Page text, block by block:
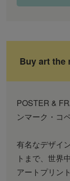
Buy art the
POSTER &
ンマーク・コ
有名なデザイ
トまで、世界
アートプリン